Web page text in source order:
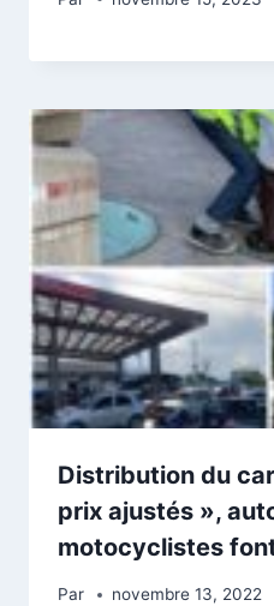
Distribution du
prix ajustés »,
motocyclistes
Par novembre 13, 2022